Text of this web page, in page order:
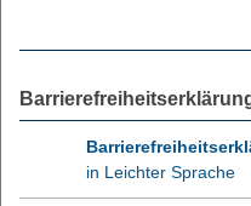
in Leichter Sprache